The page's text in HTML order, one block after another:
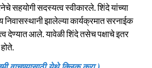
सहयोगी सदस्यत्व स्वीकारले. शिंदे यांच्या
निवासस्थानी झालेल्या कार्यक्रमात सरनाईक
देण्यात आले. यावेळी शिंदे तसेच पक्षाचे इतर